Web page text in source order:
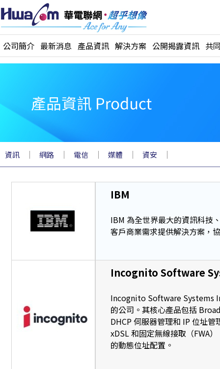
公司簡介 最新消息 產品資訊 解決方案 公開揭露資訊 共
資訊 ｜ 網路 ｜ 電信 ｜ 媒體 ｜ 資安 ｜
IBM
IBM 為全世界最大的資訊科技
客戶商業需求提供解決方案，
Incognito Software
Incognito Software Systems
的公司。其核心產品包括
DHCP 伺服器管理和 IP 位址
xDSL 和固定無線接取（FWA
的動態位址配置。